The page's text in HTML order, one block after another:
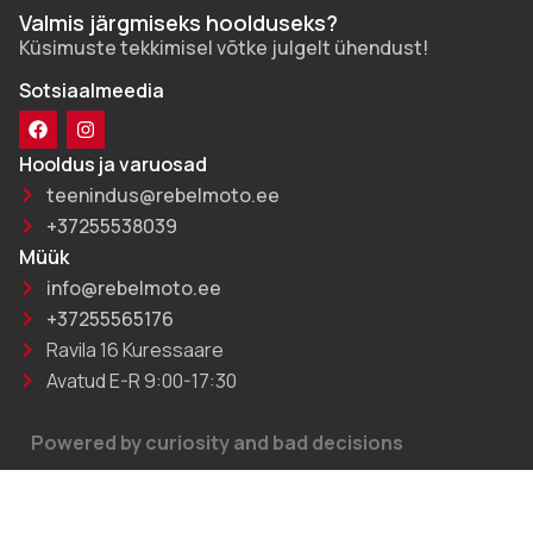
Valmis järgmiseks hoolduseks?
Küsimuste tekkimisel võtke julgelt ühendust!
Sotsiaalmeedia
Hooldus ja varuosad
teenindus@rebelmoto.ee
+37255538039
Müük
info@rebelmoto.ee
+37255565176
Ravila 16 Kuressaare
Avatud E-R 9:00-17:30
Powered by curiosity and bad decisions